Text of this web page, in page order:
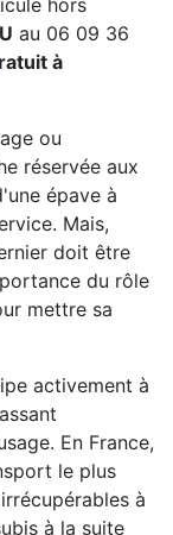
hors
au 06 09 36
à
ou
réservée aux
épave à
Mais,
doit être
du rôle
mettre sa
activement à
En France,
le plus
à
à la suite